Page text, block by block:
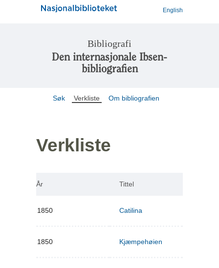
English
Bibliografi
Den internasjonale Ibsen-
bibliografien
Søk Verkliste Om bibliografien
Verkliste
År Tittel
1850 Catilina
1850 Kjæmpehøien